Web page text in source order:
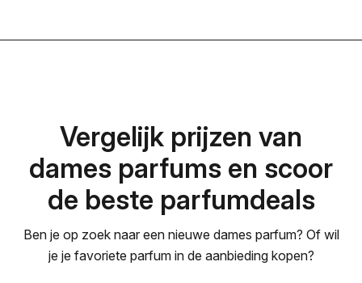
Vergelijk prijzen van
dames parfums en scoor
de beste parfumdeals
Ben je op zoek naar een nieuwe dames parfum? Of wil
je je favoriete parfum in de aanbieding kopen?